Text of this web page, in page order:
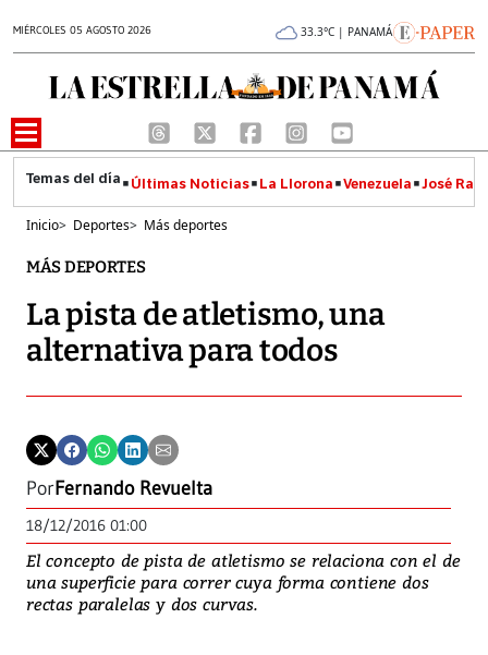
MIÉRCOLES 05 AGOSTO 2026 33.3°C | PANAMÁ
Últimas Noticias La Llorona Venezuela José
Inicio> Deportes> Más deportes
MÁS DEPORTES
La pista de atletismo, una
alternativa para todos
PorFernando Revuelta
18/12/2016 01:00
El concepto de pista de atletismo se relaciona con el de
una superficie para correr cuya forma contiene dos
rectas paralelas y dos curvas.